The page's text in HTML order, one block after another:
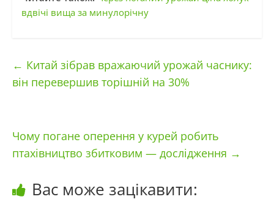
вдвічі вища за минулорічну
← Китай зібрав вражаючий урожай часнику:
він перевершив торішній на 30%
Чому погане оперення у курей робить
птахівництво збитковим — дослідження →
Вас може зацікавити: